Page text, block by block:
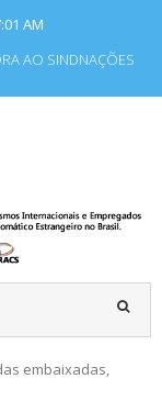
AM
AO SINDNAÇÕES
e Organismos
que laboram
Estado Estrangeiro.
embaixadas,